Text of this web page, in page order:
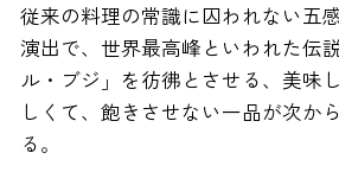
従来の料理の常識に囚われない五
演出で、世界最高峰といわれた伝
ル・ブジ」を彷彿とさせる、美味
しくて、飽きさせない一品が次か
る。